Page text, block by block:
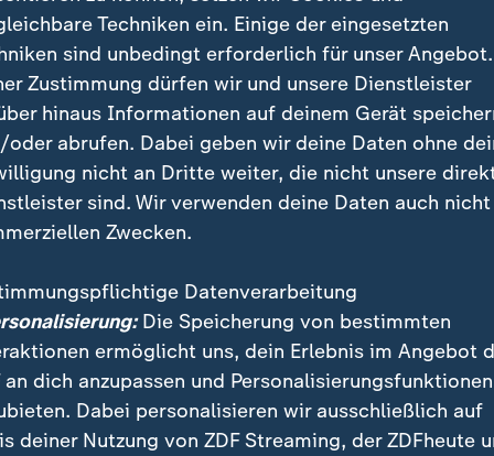
Euro will Google investieren, um Rechenzentren in
Frankfurt aus- und neu zu bauen - auch dank
dem Hype?
eine KI-Revolution klingen überzeugend:
automatisieren, den Grundstein für neue
Branchen verändern - von der Energieversorgung
Vergleichen mangelt es jedenfalls nicht, wenn im
wie der Erfindung der Dampfmaschine
wird:
Techniken ein. Einige der eingesetzten
sind unbedingt erforderlich für unser
Zustimmung dürfen wir und unsere Dienstleister
hinaus Informationen auf deinem Gerät
oder abrufen. Dabei geben wir deine Daten ohne
nicht an Dritte weiter, die nicht unsere
sind. Wir verwenden deine Daten auch nicht
Zwecken.
Datenverarbeitung
Die Speicherung von bestimmten
ermöglicht uns, dein Erlebnis im Angebot
an dich anzupassen und Personalisierungsfunktionen
Dabei personalisieren wir ausschließlich auf
deiner Nutzung von ZDF Streaming, der ZDFheute